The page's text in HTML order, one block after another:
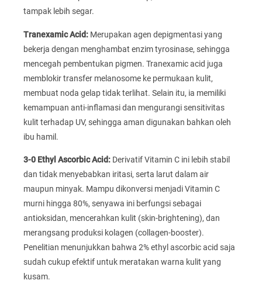
tampak lebih segar.
Tranexamic Acid: Merupakan agen depigmentasi yang
bekerja dengan menghambat enzim tyrosinase, sehingga
mencegah pembentukan pigmen. Tranexamic acid juga
memblokir transfer melanosome ke permukaan kulit,
membuat noda gelap tidak terlihat. Selain itu, ia memiliki
kemampuan anti-inflamasi dan mengurangi sensitivitas
kulit terhadap UV, sehingga aman digunakan bahkan oleh
ibu hamil.
3-0 Ethyl Ascorbic Acid: Derivatif Vitamin C ini lebih stabil
dan tidak menyebabkan iritasi, serta larut dalam air
maupun minyak. Mampu dikonversi menjadi Vitamin C
murni hingga 80%, senyawa ini berfungsi sebagai
antioksidan, mencerahkan kulit (skin-brightening), dan
merangsang produksi kolagen (collagen-booster).
Penelitian menunjukkan bahwa 2% ethyl ascorbic acid saja
sudah cukup efektif untuk meratakan warna kulit yang
kusam.